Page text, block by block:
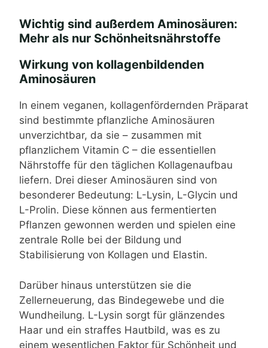
Wichtig sind außerdem Aminosäuren:
Mehr als nur Schönheitsnährstoffe
Wirkung von kollagenbildenden
Aminosäuren
In einem veganen, kollagenfördernden Präparat
sind bestimmte pflanzliche Aminosäuren
unverzichtbar, da sie – zusammen mit
pflanzlichem Vitamin C – die essentiellen
Nährstoffe für den täglichen Kollagenaufbau
liefern. Drei dieser Aminosäuren sind von
besonderer Bedeutung: L-Lysin, L-Glycin und
L-Prolin. Diese können aus fermentierten
Pflanzen gewonnen werden und spielen eine
zentrale Rolle bei der Bildung und
Stabilisierung von Kollagen und Elastin.
Darüber hinaus unterstützen sie die
Zellerneuerung, das Bindegewebe und die
Wundheilung. L-Lysin sorgt für glänzendes
Haar und ein straffes Hautbild, was es zu
einem wesentlichen Faktor für Schönheit und